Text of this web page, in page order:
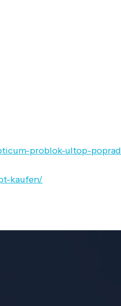
problok-ultop-poprad
kaufen/